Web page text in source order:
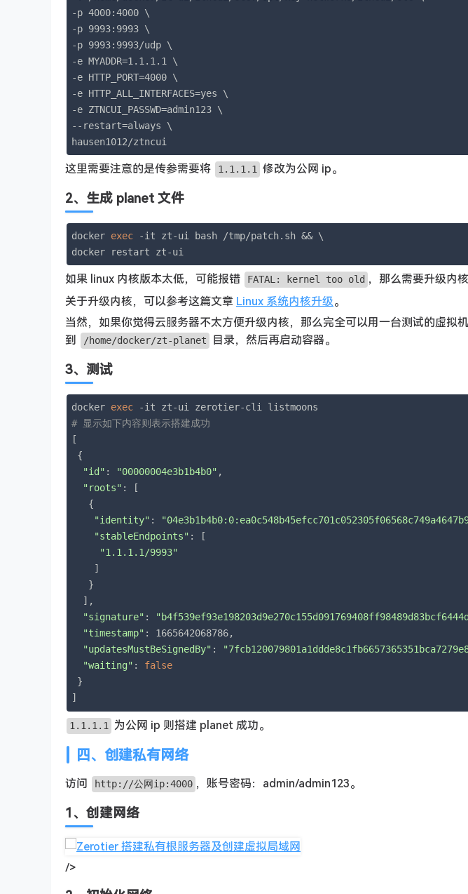
-p 4000:4000 \
-p 9993:9993 \
-p 9993:9993/udp \
-e MYADDR=1.1.1.1 \
-e HTTP_PORT=4000 \
-e HTTP_ALL_INTERFACES=yes \
-e ZTNCUI_PASSWD=admin123 \
--restart=always \
hausen1012/ztncui
这里需要注意的是传参需要将 1.1.1.1 修改为公网 ip。
2、生成 planet 文件
docker exec -it zt-ui bash /tmp/patch.sh && \
docker restart zt-ui
如果 linux 内核版本太低，可能报错 FATAL: kernel too old ，那么需要升级内核
关于升级内核，可以参考这篇文章 Linux 系统内核升级。
当然，如果你觉得云服务器不太方便升级内核，那么完全可以用一台测试的虚拟
到
/home/docker/zt-planet 目录，然后再启动容器。
3、测试
docker exec
# 显示如下内容则表示搭建成功
[
{
"id" : "00000004e3b1b4b0" ,
"roots" : [
   {
"identity" :
"stableEndpoints" : [
"1.1.1.1/9993"
    ]
   }
  ],
"signature" :
"timestamp" : 1665642068786,
"updatesMustBeSignedBy" :
"waiting" : false
}
]
1.1.1.1 为公网 ip 则搭建 planet 成功。
四、创建私有网络
访问 http://公网ip:4000 ，账号密码：admin/admin123。
1、创建网络
/>